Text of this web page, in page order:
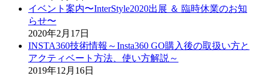
イベント案内〜InterStyle2020出展 ＆ 臨時休業のお知
らせ〜
2020年2月17日
INSTA360技術情報～Insta360 GO購入後の取扱い方と
アクティベート方法、使い方解説～
2019年12月16日